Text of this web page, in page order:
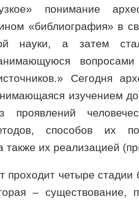
понимание
«библиография» в
науки, а затем
Сегодня
изучением
проявлений
способов их
также их реализацией
проходит четыре стадии
– существование,